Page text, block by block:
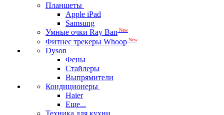
Планшеты
Apple iPad
Samsung
Умные очки Ray Ban New
Фитнес трекеры Whoop New
Dyson
Фены
Стайлеры
Выпрямители
Кондиционеры
Haier
Еще...
Техника для кухни